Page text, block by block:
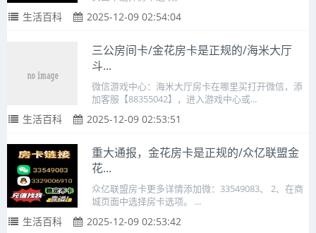
生活百科 2025-12-09 02:54:04
三公房间卡/金花房卡是正规的/海米大厅
斗...
微信游戏中心：海米大厅房卡在哪里买打开微信，添
加客服【88355042】，进入游戏中心或...
生活百科 2025-12-09 02:53:51
重大通报，金花房卡是正规的/众亿联盟金
花...
众亿联盟房卡更多详情添加微：33549083、 2、在商
城页面中选择房卡选项。 ...
生活百科 2025-12-09 02:53:42